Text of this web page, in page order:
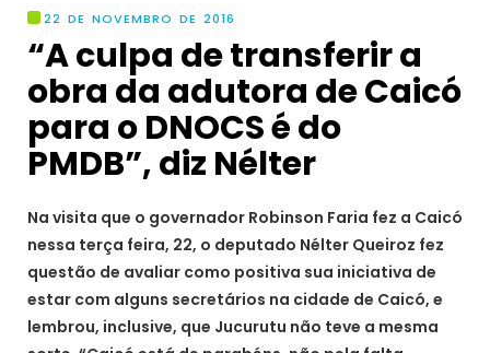
22 DE NOVEMBRO DE 2016
“A culpa de transferir a
obra da adutora de Caicó
para o DNOCS é do
PMDB”, diz Nélter
Na visita que o governador Robinson Faria fez a Caicó
nessa terça feira, 22, o deputado Nélter Queiroz fez
questão de avaliar como positiva sua iniciativa de
estar com alguns secretários na cidade de Caicó, e
lembrou, inclusive, que Jucurutu não teve a mesma